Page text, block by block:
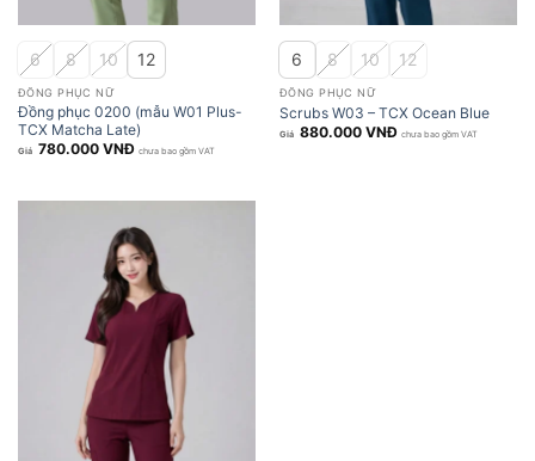
6 8 10 12
ĐỒNG PHỤC NỮ
Đồng phục 0200 (mẫu W01 Plus-
TCX Matcha Late)
780.000VNĐ chưa bao gồm VAT
6 8 10 12
ĐỒNG PHỤC NỮ
Scrubs W03 – TCX Ocean Blue
880.000VNĐ chưa bao gồm VAT